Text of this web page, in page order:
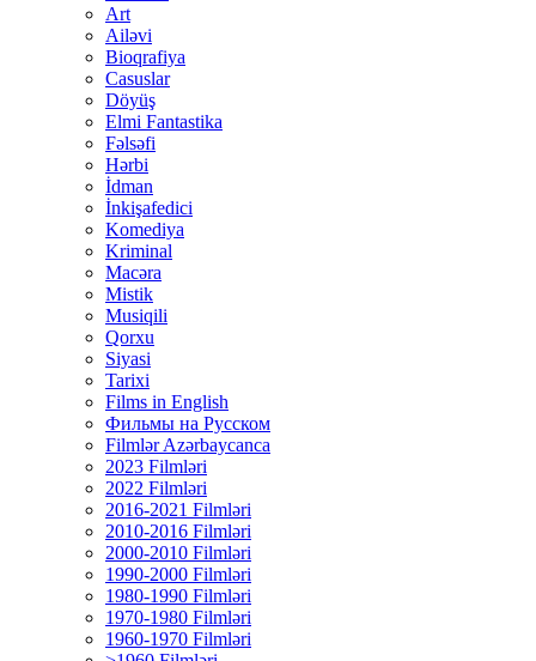
Art
Ailəvi
Bioqrafiya
Casuslar
Döyüş
Elmi Fantastika
Fəlsəfi
Hərbi
İdman
İnkişafedici
Komediya
Kriminal
Macəra
Mistik
Musiqili
Qorxu
Siyasi
Tarixi
Films in English
Фильмы на Русском
Filmlər Azərbaycanca
2023 Filmləri
2022 Filmləri
2016-2021 Filmləri
2010-2016 Filmləri
2000-2010 Filmləri
1990-2000 Filmləri
1980-1990 Filmləri
1970-1980 Filmləri
1960-1970 Filmləri